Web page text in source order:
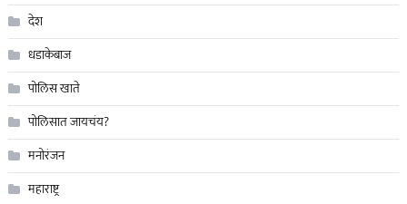
देश
धडाकेबाज
पोलिस खाते
पोलिसात जायचंय?
मनोरंजन
महाराष्ट्र